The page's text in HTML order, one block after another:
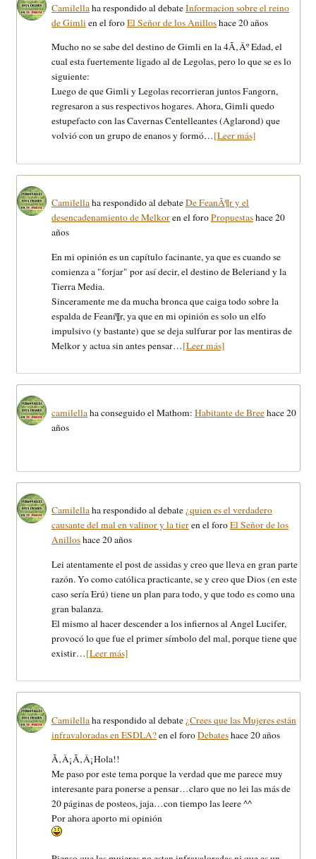
Camilellaha respondido al debateInformacion sobre el reino
de Gimlien el foroEl Señor de los Anilloshace 20 años
Mucho no se sabe del destino de Gimli en la 4Ã‚Âº Edad, el
cual esta fuertemente ligado al de Legolas, pero lo que se es lo
siguiente:
Luego de que Gimli y Legolas recorrieran juntos Fangorn,
regresaron a sus respectivos hogares. Ahora, Gimli quedo
estupefacto con las Cavernas Centelleantes (Aglarond) que
volvió con un grupo de enanos y formó…[Leer más]
Camilellaha respondido al debateDe FeanÃ¶r y el
desencadenamiento de Melkoren el foroPropuestashace 20
años
En mi opinión es un capí­tulo facinante, ya que es cuando se
comienza a "forjar" por así­ decir, el destino de Beleriand y la
Tierra Media.
Sinceramente me da mucha bronca que caiga todo sobre la
espalda de Feaní¶r, ya que en mi opinión es solo un elfo
impulsivo (y bastante) que se deja sulfurar por las mentiras de
Melkor y actua sin antes pensar…[Leer más]
camilellaha conseguido el Mathom: Habitante de Breehace 20
años
Camilellaha respondido al debate¿quien es el verdadero
causante del mal en valinor y la tieren el foroEl Señor de los
Anilloshace 20 años
Lei atentamente el post de assidas y creo que lleva en gran parte
razón. Yo como católica practicante, se y creo que Dios (en este
caso serí­a Erú) tiene un plan para todo, y que todo es como una
gran balanza.
El mismo al hacer descender a los infiernos al Angel Lucifer,
provocó lo que fue el primer sí­mbolo del mal, porque tiene que
existir…[Leer más]
Camilellaha respondido al debate¿Crees que las Mujeres están
infravaloradas en ESDLA?en el foroDebateshace 20 años
Ã‚Â¡Ã‚Â¡Hola!!
Me paso por este tema porque la verdad que me parece muy
interesante para ponerse a pensar…claro que no lei las más de
20 páginas de posteos, jaja…con tiempo las leere ^^
Por ahora aporto mi opinión